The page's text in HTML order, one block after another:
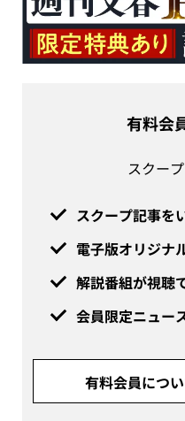
有料会
スクー
スクープ記事を
電子版オリジナ
解説番組が視聴
会員限定ニュー
有料会員につ